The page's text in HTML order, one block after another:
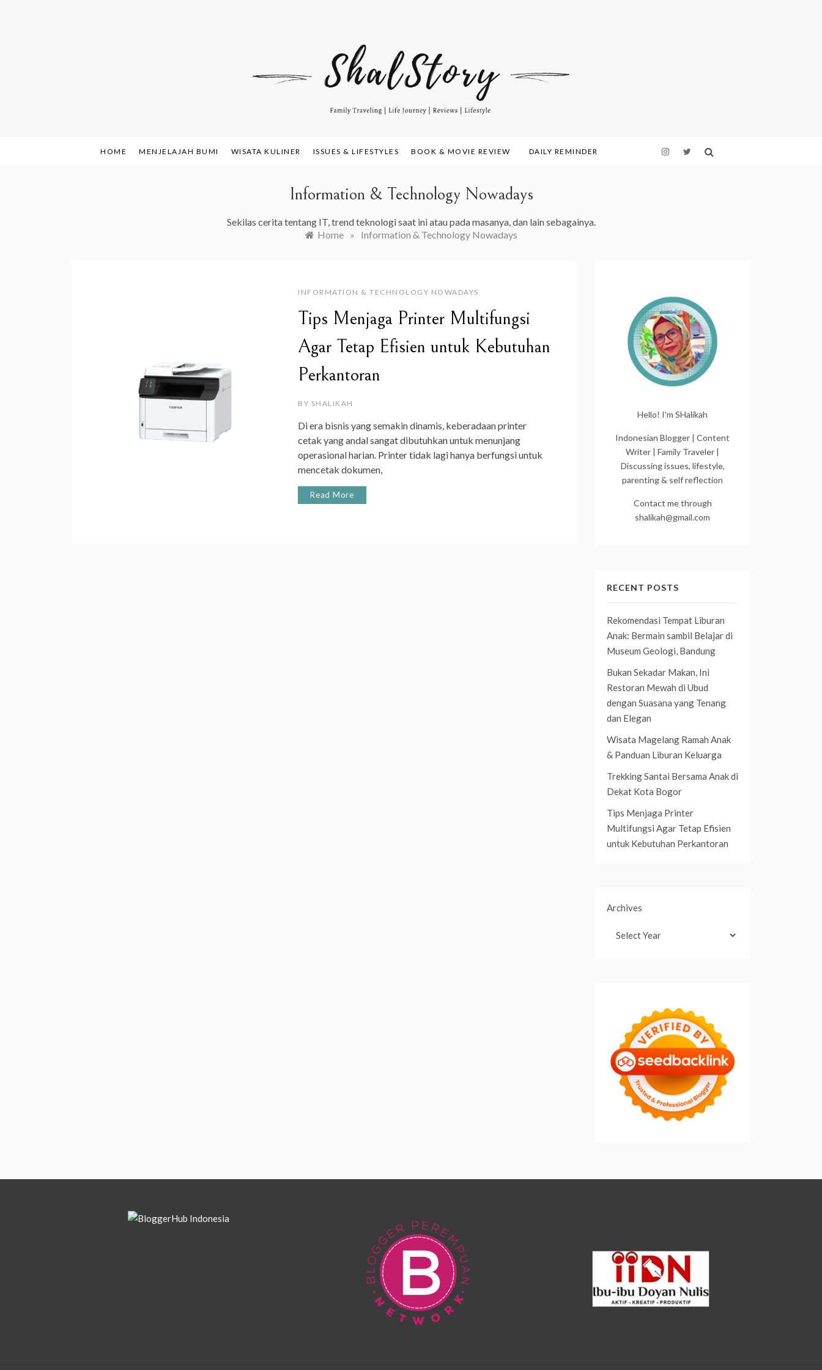
www.shalstory.com
Indonesian Blog: Family Travelling, Life Journey, Reviews, and Lifestyle
HOME MENJELAJAH BUMI WISATA KULINER ISSUES & LIFESTYLES BOOK & MOVIE REVIEW DAILY REMINDER
Information & Technology Nowadays
Sekilas cerita tentang IT, trend teknologi saat ini atau pada masanya, dan lain sebagainya.
Home
» Information & Technology Nowadays
INFORMATION & TECHNOLOGY NOWADAYS
Tips Menjaga Printer Multifungsi
Agar Tetap Efisien untuk Kebutuhan
Perkantoran
BY SHALIKAH
Di era bisnis yang semakin dinamis, keberadaan printer
cetak yang andal sangat dibutuhkan untuk menunjang
operasional harian. Printer tidak lagi hanya berfungsi untuk
mencetak dokumen,
Read More
Hello! I'm SHalikah
Indonesian Blogger | Content
Writer | Family Traveler |
Discussing issues, lifestyle,
parenting & self reflection
Contact me through
shalikah@gmail.com
RECENT POSTS
Rekomendasi Tempat Liburan
Anak: Bermain sambil Belajar di
Museum Geologi, Bandung
Bukan Sekadar Makan, Ini
Restoran Mewah di Ubud
dengan Suasana yang Tenang
dan Elegan
Wisata Magelang Ramah Anak
& Panduan Liburan Keluarga
Trekking Santai Bersama Anak di
Dekat Kota Bogor
Tips Menjaga Printer
Multifungsi Agar Tetap Efisien
untuk Kebutuhan Perkantoran
Archives